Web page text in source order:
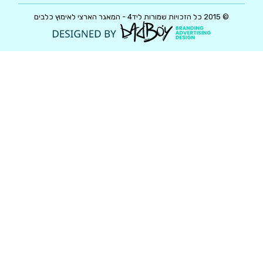
© 2015 כל הזכויות שמורות ליד4 - המאגר הארצי לאימוץ כלבים